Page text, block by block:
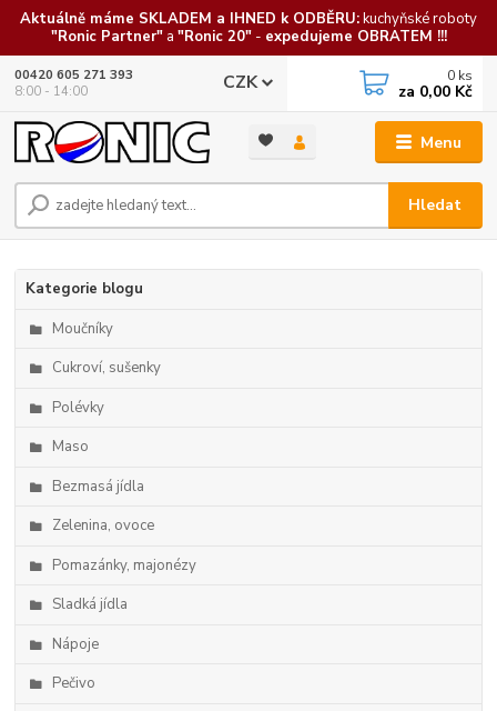
Aktuálně máme SKLADEM a IHNED k ODBĚRU:kuchyňské roboty
"Ronic Partner"a "Ronic 20"- expedujeme OBRATEM !!!
Menu
CZK
Hledat
00420 605 271 393
8:00 - 14:00
0 ks
za 0,00 Kč
Kategorie blogu
Moučníky
Cukroví, sušenky
Polévky
Maso
Bezmasá jídla
Zelenina, ovoce
Pomazánky, majonézy
Sladká jídla
Nápoje
Pečivo